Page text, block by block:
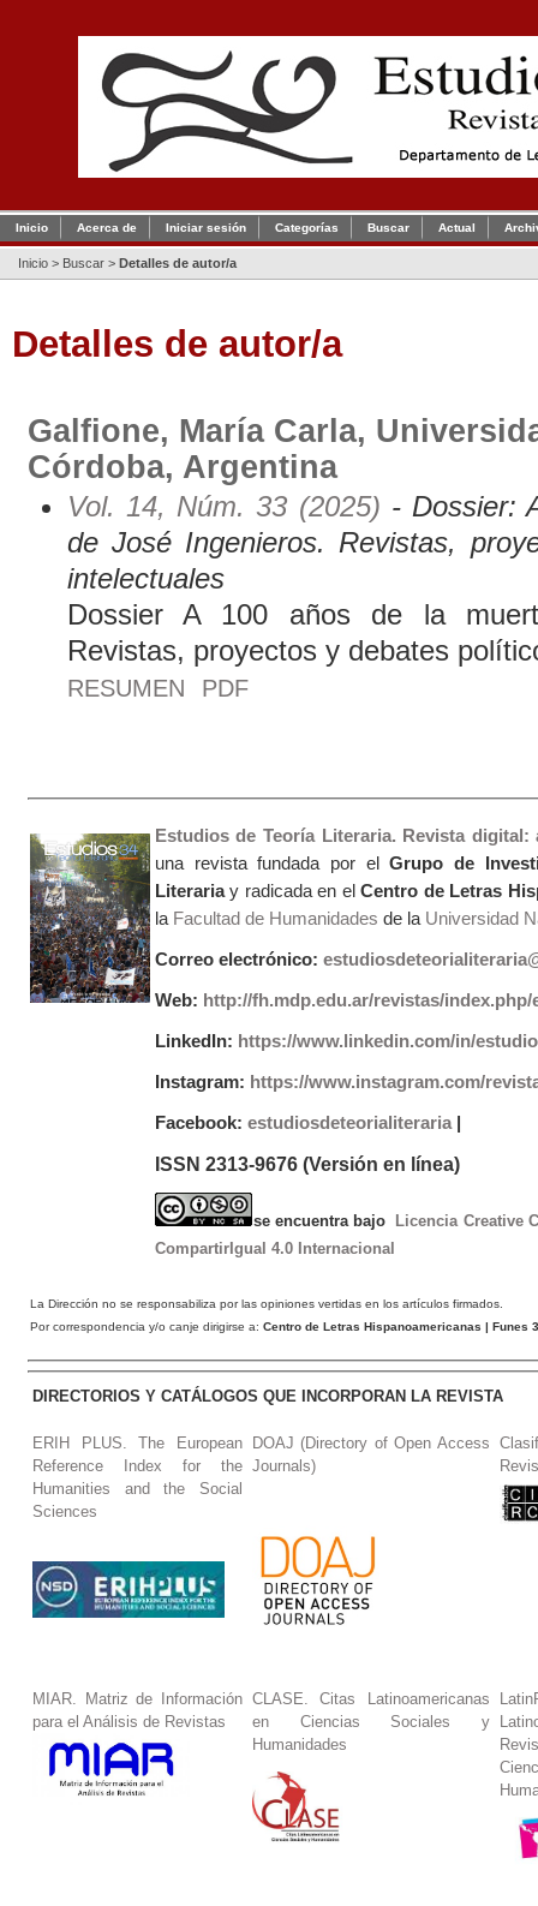
Inicio Acerca de Iniciar sesión Categorías Buscar Actual
Inicio > Buscar > Detalles de autor/a
Detalles de autor/a
Galfione, María Carla,
Córdoba, Argentina
Vol. 14, Núm. 33 (2025) - Dossier:
de José Ingenieros. Revistas,
intelectuales
Dossier A 100 años de la
Revistas, proyectos y debates
RESUMEN PDF
Estudios de Teoría Literaria. Revista
una revista fundada por elGrupo de
Literariay radicada en elCentro de Letras
la Facultad de Humanidades de laUniversidad
Correo electrónico:
Web: http://fh.mdp.edu.ar/revistas/index.php/
LinkedIn: https://www.linkedin.com/in/
Instagram: https://www.instagram.com/
Facebook: estudiosdeteorialiteraria|
ISSN 2313-9676 (Versión en línea)
se encuentra bajo Licencia Creative
CompartirIgual 4.0 Internacional
La Dirección no se responsabiliza por las opiniones vertidas en los artículos firmados.
Por correspondencia y/o canje dirigirse a: Centro de Letras Hispanoamericanas | Funes
DIRECTORIOS Y CATÁLOGOS QUE INCORPORAN LA REVISTA
ERIH PLUS. The European
Reference Index for the
Humanities and the Social
Sciences
DOAJ (Directory of Open Access
Journals)
MIAR. Matriz de Información
para el Análisis de Revistas
CLASE. Citas Latinoamericanas
en Ciencias Sociales y
Humanidades